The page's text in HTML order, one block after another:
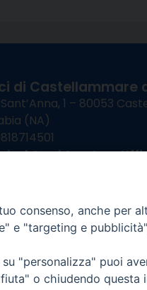
di Castellammare
1 – 80053
(NA)
ed Orari Apertura
e Mercoledì ore 09:30 –
consenso, anche per
e "targeting e
"personalizza" puoi
o chiudendo questa